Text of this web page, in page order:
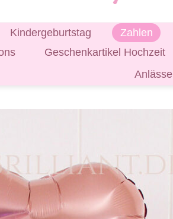
Kindergeburtstag Zahlen
Geschenkartikel Hochzeit
Anlässe